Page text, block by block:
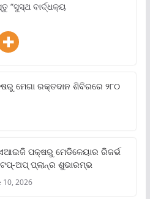
“ସୁସ୍ଥ ବାର୍ଦ୍ଧକ୍ୟ
ମେଗା ରକ୍ତଦାନ ଶିବିରରେ ୨୮୦
ଏଆଇଜି ପକ୍ଷରୁ ମେଡିକେୟାର ରିଜର୍ଭ
ଅପ୍ ପ୍ଲାନ୍‌ର ଶୁଭାରମ୍ଭ
10, 2026